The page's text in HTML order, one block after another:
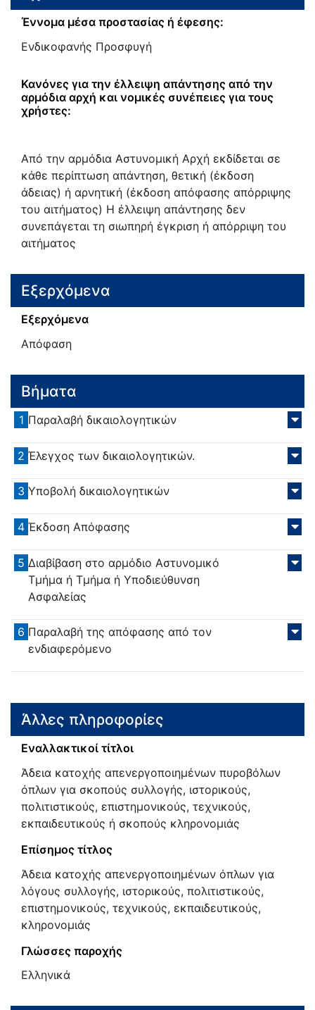
Έννομα μέσα προστασίας ή έφεσης:
Ενδικοφανής Προσφυγή
Κανόνες για την έλλειψη απάντησης από την
αρμόδια αρχή και νομικές συνέπειες για τους
χρήστες:
Από την αρμόδια Αστυνομική Αρχή εκδίδεται σε
κάθε περίπτωση απάντηση, θετική (έκδοση
άδειας) ή αρνητική (έκδοση απόφασης απόρριψης
του αιτήματος) Η έλλειψη απάντησης δεν
συνεπάγεται τη σιωπηρή έγκριση ή απόρριψη του
αιτήματος
Εξερχόμενα
Εξερχόμενα
Απόφαση
Βήματα
1 Παραλαβή δικαιολογητικών
2 Έλεγχος των δικαιολογητικών.
3 Υποβολή δικαιολογητικών
4 Έκδοση Απόφασης
5 Διαβίβαση στο αρμόδιο Αστυνομικό
Τμήμα ή Τμήμα ή Υποδιεύθυνση
Ασφαλείας
6 Παραλαβή της απόφασης από τον
ενδιαφερόμενο
Άλλες πληροφορίες
Εναλλακτικοί τίτλοι
Άδεια κατοχής απενεργοποιημένων πυροβόλων
όπλων για σκοπούς συλλογής, ιστορικούς,
πολιτιστικούς, επιστημονικούς, τεχνικούς,
εκπαιδευτικούς ή σκοπούς κληρονομιάς
Επίσημος τίτλος
Άδεια κατοχής απενεργοποιημένων όπλων για
λόγους συλλογής, ιστορικούς, πολιτιστικούς,
επιστημονικούς, τεχνικούς, εκπαιδευτικούς,
κληρονομιάς
Γλώσσες παροχής
Ελληνικά